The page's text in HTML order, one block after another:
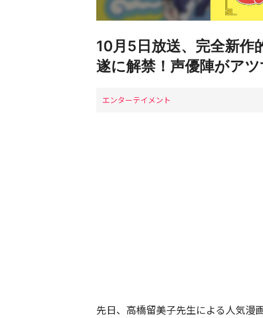
10月5日放送、完全新
遂に解禁！声優陣がア
エンターテイメント
先日、高橋留美子先生による人気漫